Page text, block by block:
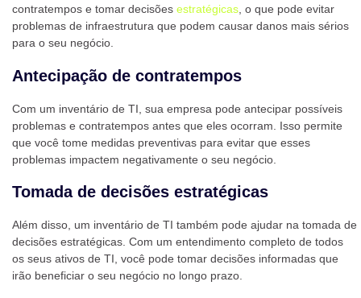
contratempos e tomar decisões estratégicas, o que pode evitar
problemas de infraestrutura que podem causar danos mais sérios
para o seu negócio.
Antecipação de contratempos
Com um inventário de TI, sua empresa pode antecipar possíveis
problemas e contratempos antes que eles ocorram. Isso permite
que você tome medidas preventivas para evitar que esses
problemas impactem negativamente o seu negócio.
Tomada de decisões estratégicas
Além disso, um inventário de TI também pode ajudar na tomada de
decisões estratégicas. Com um entendimento completo de todos
os seus ativos de TI, você pode tomar decisões informadas que
irão beneficiar o seu negócio no longo prazo.